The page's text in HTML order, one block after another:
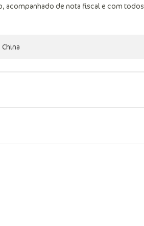
acompanhado de nota fiscal e com todos
China